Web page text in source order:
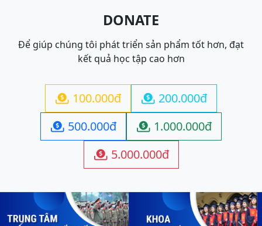
DONATE
Để giúp chúng tôi phát triển sản phẩm tốt hơn, đạt
kết quả học tập cao hơn
 100.000đ  200.000đ
 500.000đ  1.000.000đ
 5.000.000đ